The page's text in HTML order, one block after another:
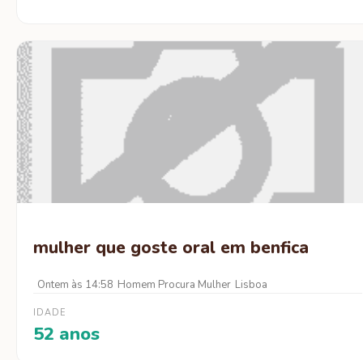
mulher que goste oral em benfica
Ontem às 14:58 Homem Procura Mulher Lisboa
IDADE
52 anos